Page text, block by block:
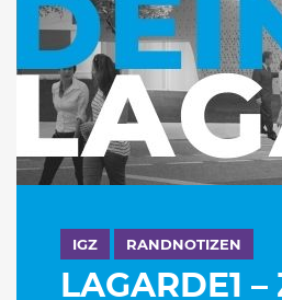
IGZ RANDNOTIZEN
LAGARDE1